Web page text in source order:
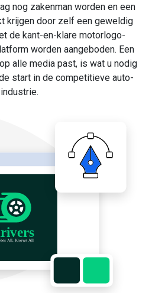
nog zakenman worden en een
krijgen door zelf een geweldig
de kant-en-klare motorlogo-
worden aangeboden. Een
alle media past, is wat u nodig
start in de competitieve auto-
industrie.